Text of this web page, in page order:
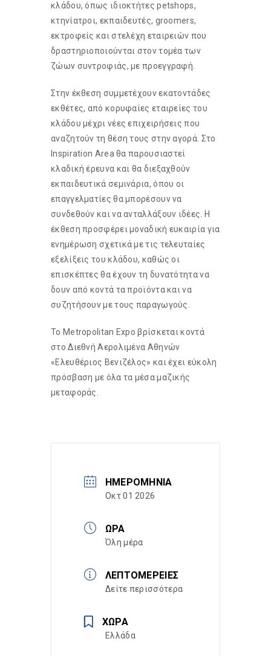
κλάδου, όπως ιδιοκτήτες petshops,
κτηνίατροι, εκπαιδευτές, groomers,
εκτροφείς και στελέχη εταιρειών που
δραστηριοποιούνται στον τομέα των
ζώων συντροφιάς, με προεγγραφή.
Στην έκθεση συμμετέχουν εκατοντάδες
εκθέτες, από κορυφαίες εταιρείες του
κλάδου μέχρι νέες επιχειρήσεις που
αναζητούν τη θέση τους στην αγορά. Στο
Inspiration Area θα παρουσιαστεί
κλαδική έρευνα και θα διεξαχθούν
εκπαιδευτικά σεμινάρια, όπου οι
επαγγελματίες θα μπορέσουν να
συνδεθούν και να ανταλλάξουν ιδέες. Η
έκθεση προσφέρει μοναδική ευκαιρία για
ενημέρωση σχετικά με τις τελευταίες
εξελίξεις του κλάδου, καθώς οι
επισκέπτες θα έχουν τη δυνατότητα να
δουν από κοντά τα προϊόντα και να
συζητήσουν με τους παραγωγούς.
Το Metropolitan Expo βρίσκεται κοντά
στο Διεθνή Αερολιμένα Αθηνών
«Ελευθέριος Βενιζέλος» και έχει εύκολη
πρόσβαση με όλα τα μέσα μαζικής
μεταφοράς.
ΗΜΕΡΟΜΗΝΊΑ
Οκτ 01 2026
ΏΡΑ
Όλη μέρα
ΛΕΠΤΟΜΈΡΕΙΕΣ
Δείτε περισσότερα
ΧΏΡΑ
Ελλάδα